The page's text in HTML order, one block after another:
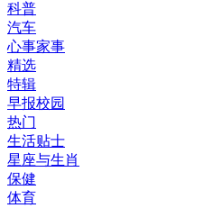
科普
汽车
心事家事
精选
特辑
早报校园
热门
生活贴士
星座与生肖
保健
体育